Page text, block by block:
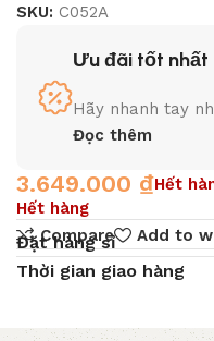
SKU: C052A
Ưu đãi tốt nhất
Hãy nhanh tay
Đọc thêm
3.649.000 ₫Hết
Hết hàng
Compare
Add to
Đặt hàng sỉ
Thời gian giao hàng